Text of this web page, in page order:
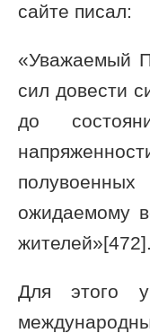
сайте писал:
«Уважаемый
сил довести
до
ожидаемому
жителей»[472].
Для этого